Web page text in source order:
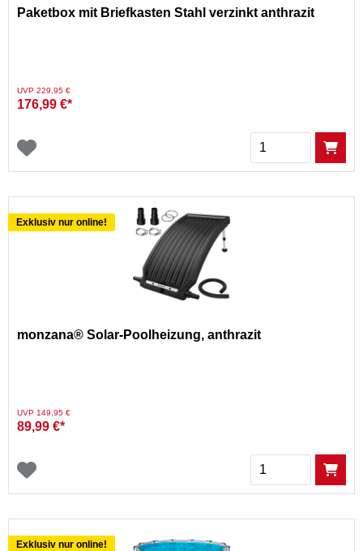
Paketbox mit Briefkasten Stahl verzinkt anthrazit
Preis reduziert von
UVP 229,95 €auf
176,99 €*
Menge
Exklusiv nur online!
monzana® Solar-Poolheizung, anthrazit
Preis reduziert von
UVP 149,95 €auf
89,99 €*
Menge
Exklusiv nur online!